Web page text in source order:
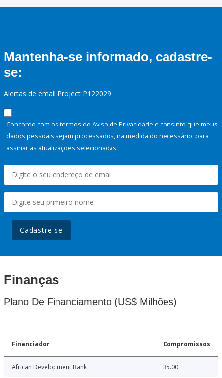
Mantenha-se informado, cadastre-
se:
Alertas de email Project P122029
Concordo com os termos do Aviso de Privacidade e consinto que meus
dados pessoais sejam processados, na medida do necessário, para
assinar as atualizações selecionadas.
Cadastre-se
Finanças
Plano De Financiamento (US$ Milhões)
Financiador Compromissos
African Development Bank 35.00